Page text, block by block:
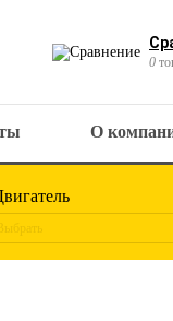
0
О
Выбрать